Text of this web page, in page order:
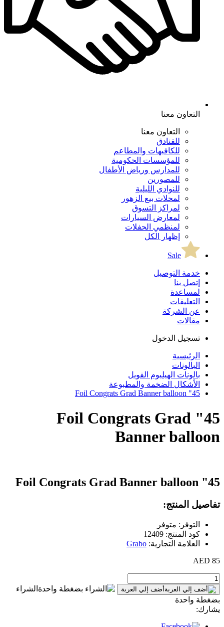
التعاون معنا
التعاون معنا
للفنادق
للكافيهات والمطاعم
للمؤسسات الحكومية
للمدارس ورياض الأطفال
للمصورين
للنوادي الليلية
لمحلات بيع الزهور
لمراكز التسوق
لمعارض السيارات
لمنظمي الحفلات
إظهار الكل
Sale
خدمة التوصيل
إتصل بنا
لمساعدة
التعليقات
عن الشركة
مقالات
تسجيل الدخول
الرئيسية
البالونات
بالونات الهيليوم الفويل
الأشكال الضخمة والمطبوعة
45" Foil Congrats Grad Banner balloon
45" Foil Congrats Grad
Banner balloon
45" Foil Congrats Grad Banner balloon
تفاصيل المنتج:
التوفر: متوفر
كود المنتج: 12409
العلامة التجارية: Grabo
85 AED
أضف إلي العربة
الشراء
بضغطة واحدة
يشارك: